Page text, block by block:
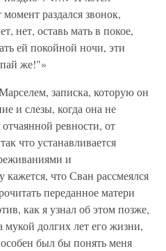
раздался звонок,
нет, оставь мать в покое,
ей покойной ночи, эти
же!"»
записка, которую он
и слезы, когда она не
ревности, от
что устанавливается
и
что Сван рассмеялся
переданное матери
как я узнал об этом позже,
долгих лет его жизни,
был бы понять меня